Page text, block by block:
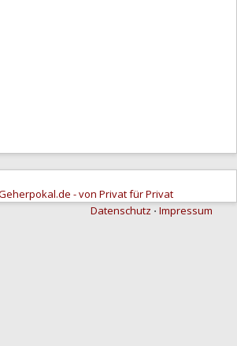
- von Privat für Privat
Datenschutz ⋅ Impressum